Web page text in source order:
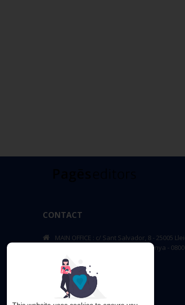
CONTACT
MAIN OFFICE : c/ Sant Salvador, 8 - 25005
BARCELONA OFFICE: Rambla de Catalunya -
editorial@pageseditors.cat
Telephone: +34 973 23 66 11
pageseditors.cat